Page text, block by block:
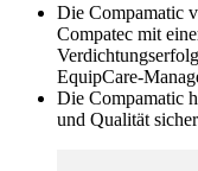
Die Compamatic
Compatec mit
EquipCare-
Die Compamatic
und Qualität